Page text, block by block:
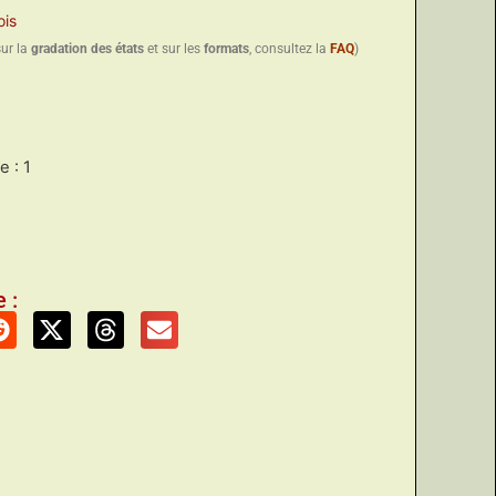
la gradation des états et sur les formats, consultez la FAQ)
: 1
: